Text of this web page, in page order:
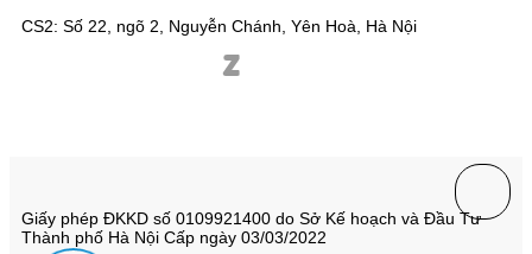
CS2: Số 22, ngõ 2, Nguyễn Chánh, Yên Hoà, Hà Nội
Giấy phép ĐKKD số 0109921400 do Sở Kế hoạch và Đầu Tư
Thành phố Hà Nội Cấp ngày 03/03/2022